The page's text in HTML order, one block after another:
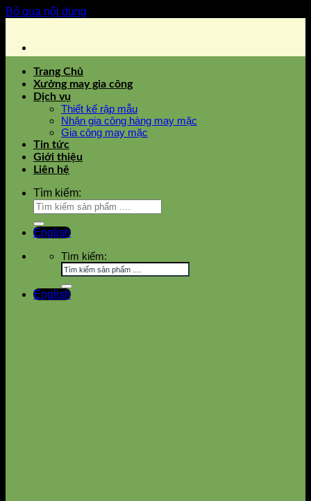
Bỏ qua nội dung
Trang Chủ
Xưởng may gia công
Dịch vụ
Thiết kế rập mẫu
Nhận gia công hàng may mặc
Gia công may mặc
Tin tức
Giới thiệu
Liên hệ
Tìm kiếm:
English
Tìm kiếm:
English